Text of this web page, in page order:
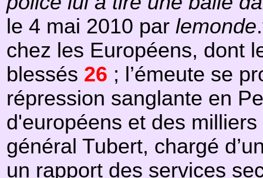
le 4 mai 2010 par lemonde
chez les Européens, dont
blessés 26 ; l’émeute se
répression sanglante en
d'européens et des
général Tubert, chargé
un rapport des services